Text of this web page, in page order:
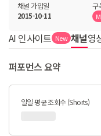
채널 가입일
2015-10-11
구
AI 인사이트 New 채널영
퍼포먼스 요약
일일 평균 조회수 (Shorts)